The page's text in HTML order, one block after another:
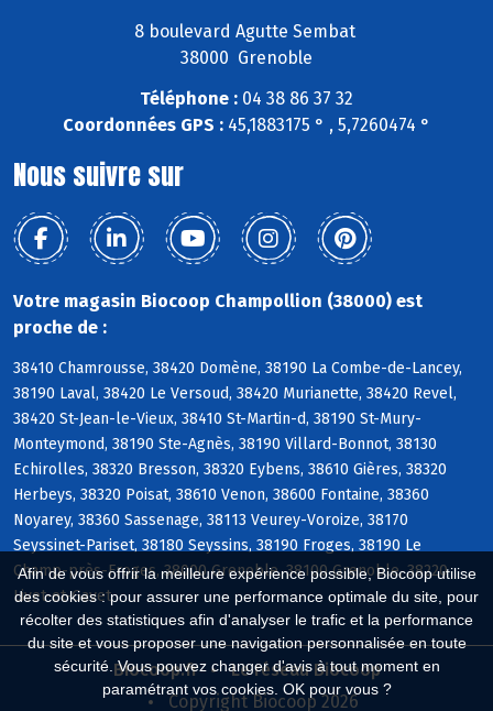
Afin de vous offrir la meilleure expérience possible, Biocoop utilise
des cookies : pour assurer une performance optimale du site, pour
récolter des statistiques afin d'analyser le trafic et la performance
du site et vous proposer une navigation personnalisée en toute
sécurité. Vous pouvez changer d'avis à tout moment en
paramétrant vos cookies. OK pour vous ?
8 boulevard Agutte Sembat
38000 Grenoble
Téléphone : 04 38 86 37 32
Coordonnées GPS : 45,1883175 ° , 5,7260474 °
Nous suivre sur
Votre magasin Biocoop Champollion (38000) est
proche de :
38410 Chamrousse, 38420 Domène, 38190 La Combe-de-Lancey,
38190 Laval, 38420 Le Versoud, 38420 Murianette, 38420 Revel,
38420 St-Jean-le-Vieux, 38410 St-Martin-d, 38190 St-Mury-
Monteymond, 38190 Ste-Agnès, 38190 Villard-Bonnot, 38130
Echirolles, 38320 Bresson, 38320 Eybens, 38610 Gières, 38320
Herbeys, 38320 Poisat, 38610 Venon, 38600 Fontaine, 38360
Noyarey, 38360 Sassenage, 38113 Veurey-Voroize, 38170
Seyssinet-Pariset, 38180 Seyssins, 38190 Froges, 38190 Le
Champ-près-Froges, 38000 Grenoble, 38100 Grenoble, 38220
Livet-et-Gavet
Biocoop.fr
Le réseau Biocoop
Copyright Biocoop 2026